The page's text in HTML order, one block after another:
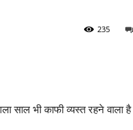
235
साल भी काफी व्‍यस्‍त रहने वाला